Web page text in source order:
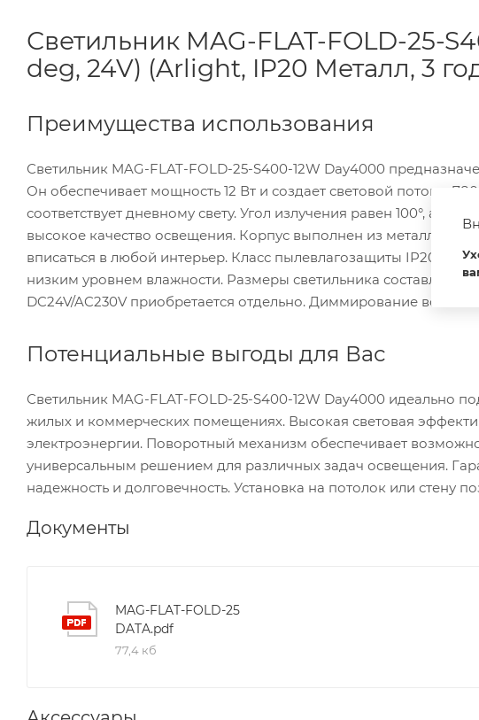
Светильник MAG-FLAT-FOLD-25-
deg, 24V) (Arlight, IP20 Металл, 3
Преимущества использования
Светильник MAG-FLAT-FOLD-25-S400-12W Day4000
Он обеспечивает мощность 12 Вт и создает световой поток в
соответствует дневному свету. Угол излучения равен 100°, а
высокое качество освещения. Корпус выполнен из металла и
вписаться в любой интерьер. Класс пылевлагозащиты IP20
низким уровнем влажности. Размеры светильника
DC24V/AC230V приобретается отдельно. Диммирование
Потенциальные выгоды для Вас
Светильник MAG-FLAT-FOLD-25-S400-12W Day4000 идеально
жилых и коммерческих помещениях. Высокая световая
электроэнергии. Поворотный механизм обеспечивает
универсальным решением для различных задач освещения.
надежность и долговечность. Установка на потолок или стену
Документы
MAG-FLAT-FOLD-25
DATA.pdf
77,4 кб